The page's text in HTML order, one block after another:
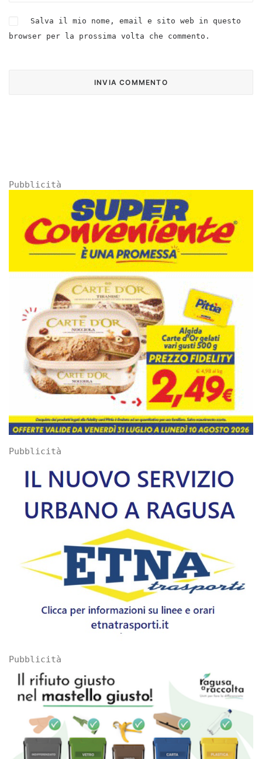
Salva il mio nome, email e sito web in questo
browser per la prossima volta che commento.
Pubblicità
Pubblicità
Pubblicità